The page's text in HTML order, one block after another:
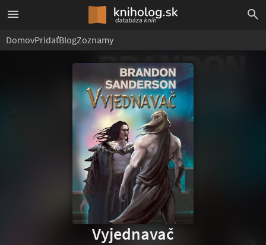
DomovPridaťBlogZoznamy
Vyjednavač